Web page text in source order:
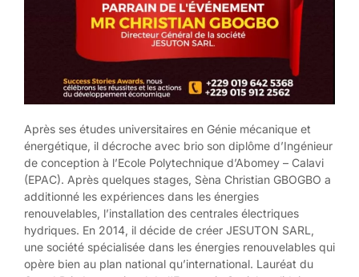
Après ses études universitaires en Génie mécanique et
énergétique, il décroche avec brio son diplôme d’Ingénieur
de conception à l’Ecole Polytechnique d’Abomey – Calavi
(EPAC). Après quelques stages, Sèna Christian GBOGBO a
additionné les expériences dans les énergies
renouvelables, l’installation des centrales électriques
hydriques. En 2014, il décide de créer JESUTON SARL,
une société spécialisée dans les énergies renouvelables qui
opère bien au plan national qu’international. Lauréat du